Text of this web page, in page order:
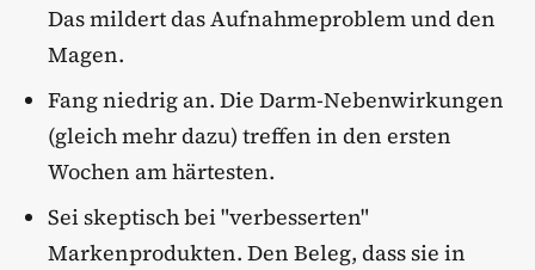
Das mildert das Aufnahmeproblem und den
Magen.
Fang niedrig an. Die Darm-Nebenwirkungen
(gleich mehr dazu) treffen in den ersten
Wochen am härtesten.
Sei skeptisch bei "verbesserten"
Markenprodukten. Den Beleg, dass sie in